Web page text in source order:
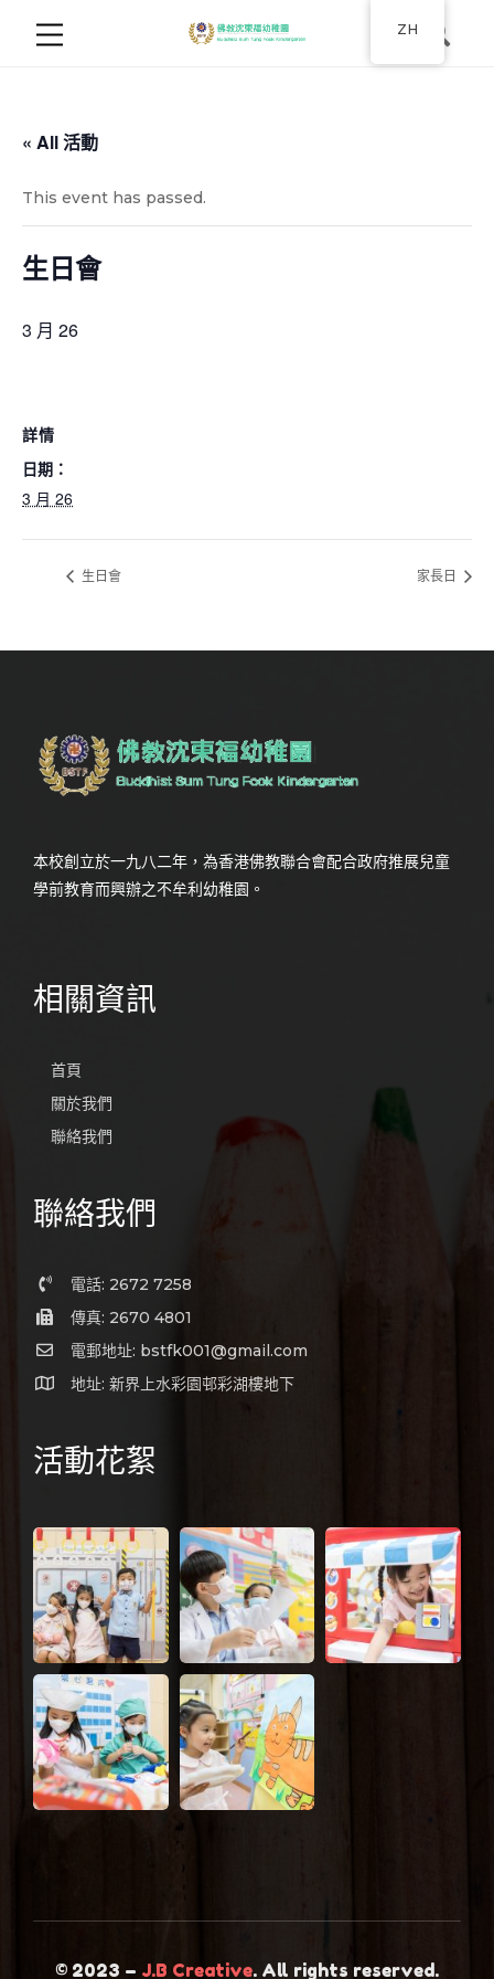
« All 活動
This event has passed.
生日會
3 月 26
詳情
日期：
3 月 26
生日會 家長日
本校創立於一九八二年，為香港佛教聯合會配合政府推展兒童
學前教育而興辦之不牟利幼稚園。
相關資訊
首頁
關於我們
聯絡我們
聯絡我們
電話: 2672 7258
傳真: 2670 4801
電郵地址: bstfk001@gmail.com
地址: 新界上水彩園邨彩湖樓地下
活動花絮
© 2023 – J.B Creative. All rights reserved.
ZH